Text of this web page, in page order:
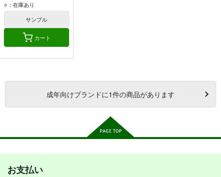
○：在庫あり
サンプル
カート
成年向けブランドに1件の商品があります
お支払い